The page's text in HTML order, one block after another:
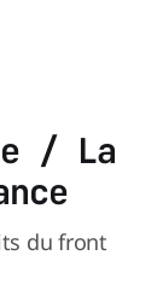
/ La
du front